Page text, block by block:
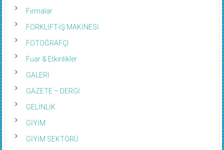
Firmalar
FORKLİFT-İŞ MAKİNESİ
FOTOĞRAFÇI
Fuar & Etkinlikler
GALERİ
GAZETE – DERGİ
GELİNLİK
GİYİM
GİYİM SEKTÖRÜ